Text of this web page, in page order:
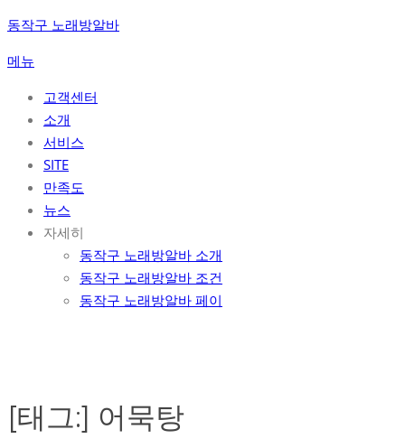
콘
츠
동작구 노래방알바
메뉴
고객센터
소개
서비스
SITE
만족도
뉴스
자세히
동작구 노래방알바 소개
동작구 노래방알바 조건
동작구 노래방알바 페이
[태그:] 어묵탕